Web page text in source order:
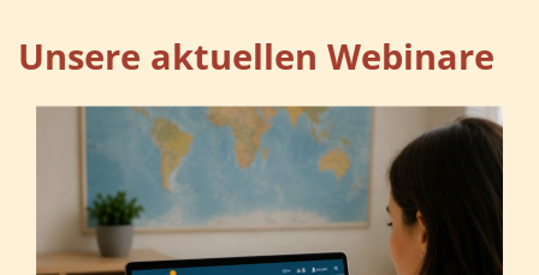
Unsere aktuellen Webinare